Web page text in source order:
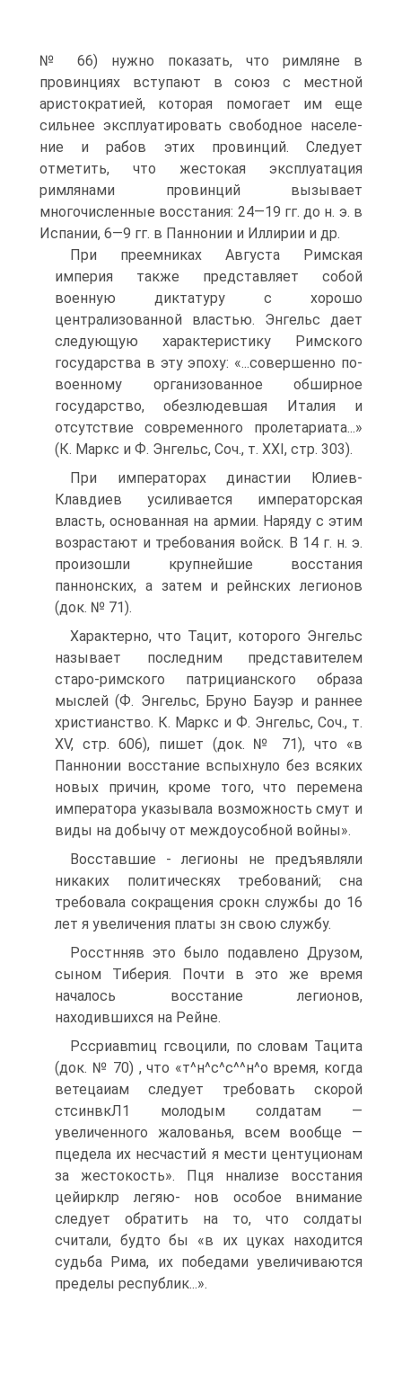
№ 66) нужно пока­зать, что римляне в
провинциях вступают в союз с местной
аристокра­тией, которая помогает им еще
сильнее эксплуатировать свободное населе­
ние и рабов этих провинций. Следует
отметить, что жестокая эксплуатация
римлянами провинций вызывает
многочисленные восстания: 24—19 гг. до н. э. в
Испании, 6—9 гг. в Паннонии и Иллирии и др.
При преемниках Августа Римская
империя также представляет собой
военную диктатуру с хорошо
централизованной властью. Энгельс дает
сле­дующую характеристику Римского
государства в эту эпоху: «...совершенно по-
военному организованное обширное
государство, обезлюдевшая Италия и
отсутствие современного пролетариата...»
(К. Маркс и Ф. Энгельс, Соч., т. XXI, стр. 303).
При императорах династии Юлиев-
Клавдиев усиливается императорская
власть, основанная на армии. Наряду с этим
возрастают и требования войск. В 14 г. н. э.
произошли крупнейшие восстания
паннонских, а затем и рейнских легионов
(док. № 71).
Характерно, что Тацит, которого Энгельс
называет последним пред­ставителем
старо-римского патрицианского образа
мыслей (Ф. Энгельс, Бруно Бауэр и раннее
христианство. К. Маркс и Ф. Энгельс, Соч., т.
XV, стр. 606), пишет (док. № 71), что «в
Паннонии восстание вспых­нуло без всяких
новых причин, кроме того, что перемена
императора ука­зывала возможность смут и
виды на добычу от междоусобной войны».
Восставшие - легионы не предъявляли
никаких политическях требований; сна
требовала сокращения срокн службы до 16
лет я увеличения платы зн свою службу.
Росстнняв это было подавлено Друзом,
сыном Тиберия. Почти в это же время
началось восстание легионов,
находившихся на Рейне.
Рссриавmиц гсвоцили, по словам Тацита
(док. № 70) , что «т^н^с^с^^н^о время, когда
ветецаиам следует требовать скорой
стсинвкЛ1 молодым сол­датам —
увеличенного жалованья, всем вообще —
пцедела их несчастий я мести центуционам
за жестокость». Пця ннализе восстания
цeйирклр легяю- нов особое внимание
следует обратить на то, что солдаты
считали, будто бы «в их цуках находится
судьба Рима, их победами увеличиваются
пре­делы республик...».